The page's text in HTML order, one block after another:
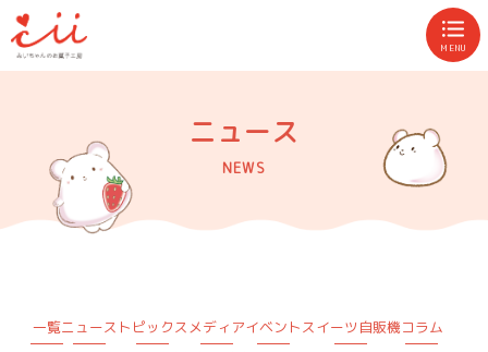
MENU
ニュース
NEWS
一覧ニュース トピックスメディアイベントスイーツ自販機コラム